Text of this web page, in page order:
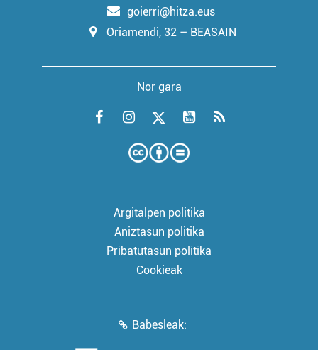
goierri@hitza.eus
Oriamendi, 32 – BEASAIN
Nor gara
Argitalpen politika
Aniztasun politika
Pribatutasun politika
Cookieak
Babesleak: